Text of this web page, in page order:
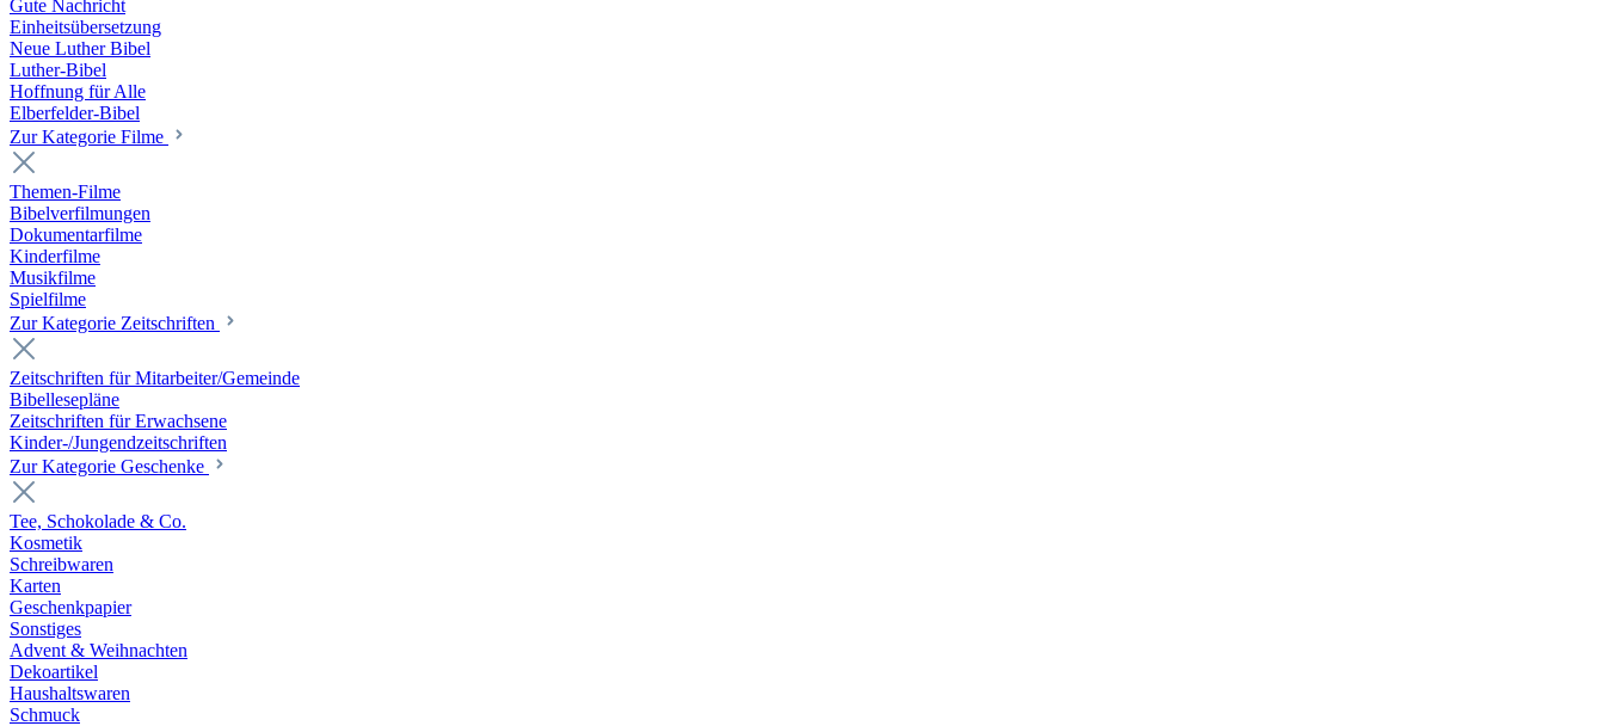
Gute Nachricht
Einheitsübersetzung
Neue Luther Bibel
Luther-Bibel
Hoffnung für Alle
Elberfelder-Bibel
Zur Kategorie Filme
Themen-Filme
Bibelverfilmungen
Dokumentarfilme
Kinderfilme
Musikfilme
Spielfilme
Zur Kategorie Zeitschriften
Zeitschriften für Mitarbeiter/Gemeinde
Bibellesepläne
Zeitschriften für Erwachsene
Kinder-/Jungendzeitschriften
Zur Kategorie Geschenke
Tee, Schokolade & Co.
Kosmetik
Schreibwaren
Karten
Geschenkpapier
Sonstiges
Advent & Weihnachten
Dekoartikel
Haushaltswaren
Schmuck